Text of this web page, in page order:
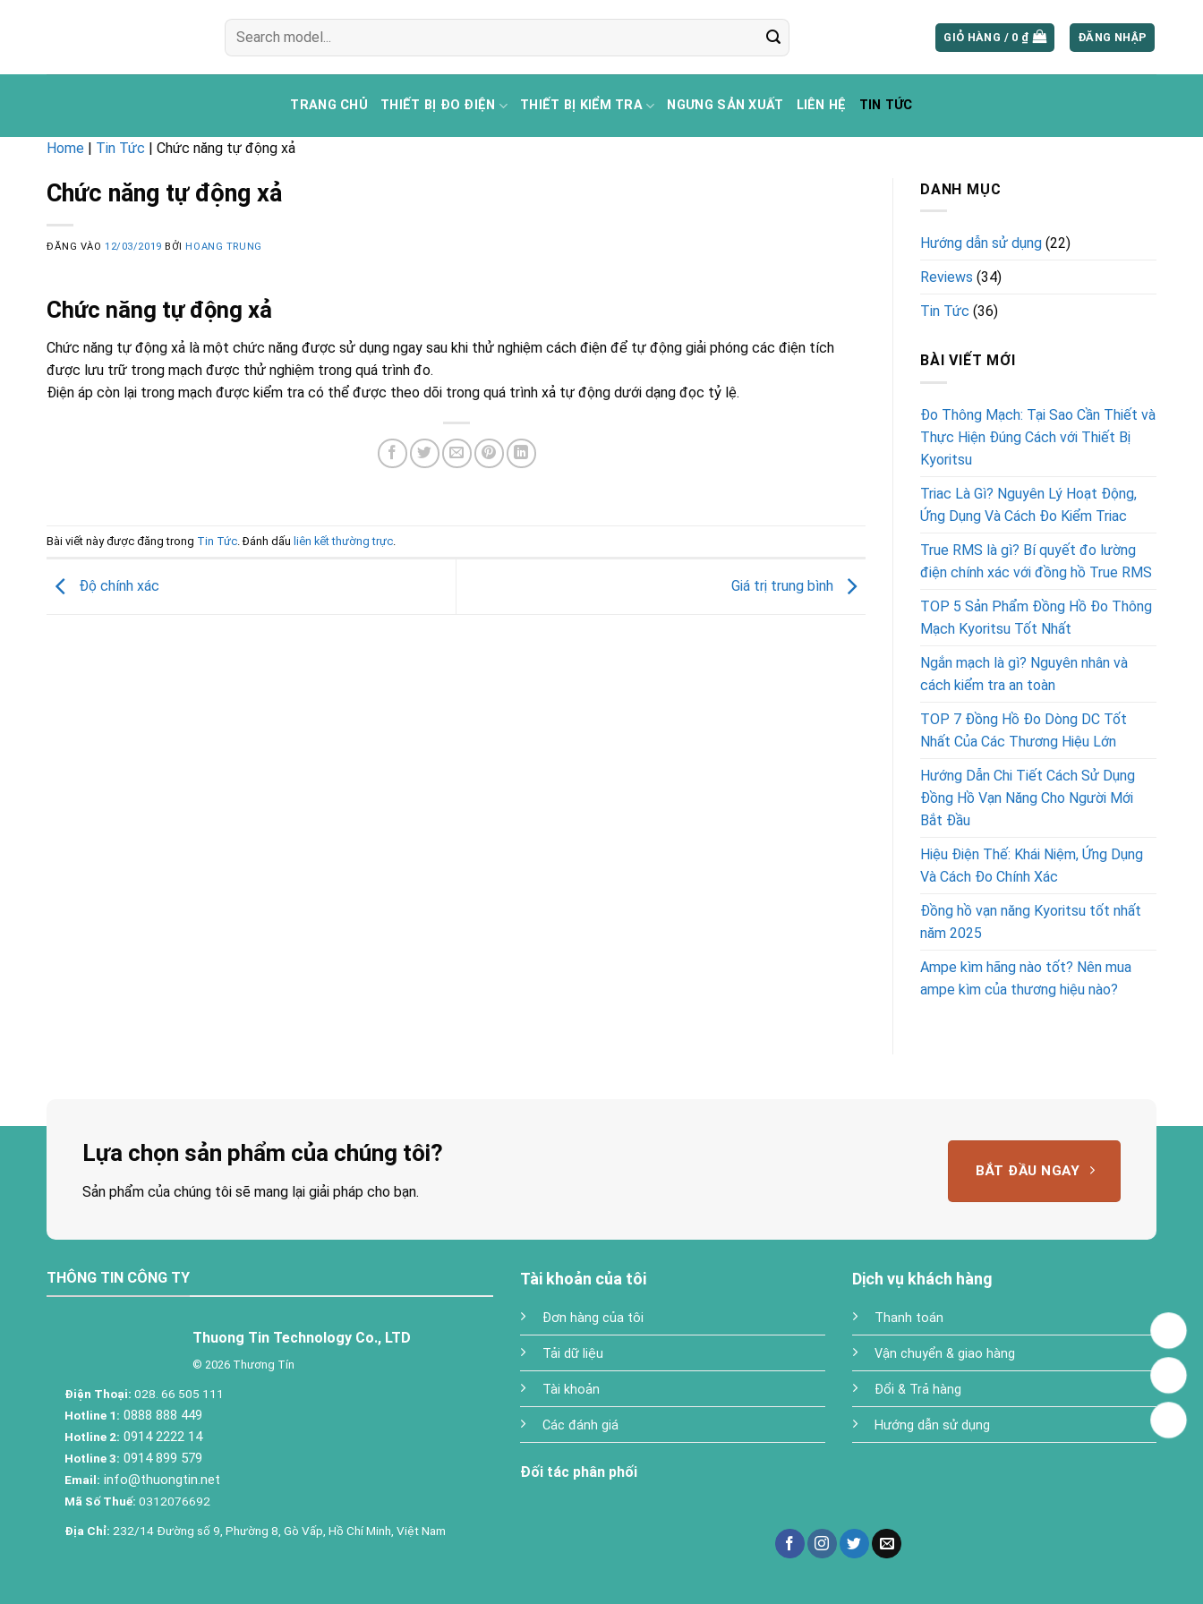
dung
Tìm
kiếm:
GIỎ HÀNG / 0 ₫ ĐĂNG NHẬP
TRANG CHỦ THIẾT BỊ ĐO ĐIỆN THIẾT BỊ KIỂM TRA NGƯNG SẢN XUẤT LIÊN HỆ TIN TỨC
Home | Tin Tức | Chức năng tự động xả
Chức năng tự động xả
ĐĂNG VÀO12/03/2019 BỞI HOANG TRUNG
Chức năng tự động xả
Chức năng tự động xả là một chức năng được sử dụng ngay sau khi thử nghiệm cách điện để tự động giải phóng các điện tích
được lưu trữ trong mạch được thử nghiệm trong quá trình đo.
Điện áp còn lại trong mạch được kiểm tra có thể được theo dõi trong quá trình xả tự động dưới dạng đọc tỷ lệ.
Bài viết này được đăng trong Tin Tức . Đánh dấu liên kết thường trực
Độ chính xác Giá trị trung bình
DANH MỤC
Hướng dẫn sử dụng (22)
Reviews (34)
Tin Tức (36)
BÀI VIẾT MỚI
Đo Thông Mạch: Tại Sao Cần Thiết và
Thực Hiện Đúng Cách với Thiết Bị
Kyoritsu
Triac Là Gì? Nguyên Lý Hoạt Động,
Ứng Dụng Và Cách Đo Kiểm Triac
True RMS là gì? Bí quyết đo lường
điện chính xác với đồng hồ True RMS
TOP 5 Sản Phẩm Đồng Hồ Đo Thông
Mạch Kyoritsu Tốt Nhất
Ngắn mạch là gì? Nguyên nhân và
cách kiểm tra an toàn
TOP 7 Đồng Hồ Đo Dòng DC Tốt
Nhất Của Các Thương Hiệu Lớn
Hướng Dẫn Chi Tiết Cách Sử Dụng
Đồng Hồ Vạn Năng Cho Người Mới
Bắt Đầu
Hiệu Điện Thế: Khái Niệm, Ứng Dụng
Và Cách Đo Chính Xác
Đồng hồ vạn năng Kyoritsu tốt nhất
năm 2025
Ampe kìm hãng nào tốt? Nên mua
ampe kìm của thương hiệu nào?
Lựa chọn sản phẩm của chúng tôi?
Sản phẩm của chúng tôi sẽ mang lại giải pháp cho bạn.
BẮT ĐẦU NGAY
THÔNG TIN CÔNG TY
Thuong Tin Technology Co., LTD
© 2026 Thương Tín
Điện Thoại: 028. 66 505 111
Hotline 1: 0888 888 449
Hotline 2: 0914 2222 14
Hotline 3: 0914 899 579
Email: info@thuongtin.net
Mã Số Thuế: 0312076692
Địa Chỉ: 232/14 Đường số 9, Phường 8, Gò Vấp, Hồ Chí Minh, Việt Nam
Tài khoản của tôi
Đơn hàng của tôi
Tải dữ liệu
Tài khoản
Các đánh giá
Đối tác phân phối
Dịch vụ khách hàng
Thanh toán
Vận chuyển & giao hàng
Đổi & Trả hàng
Hướng dẫn sử dụng